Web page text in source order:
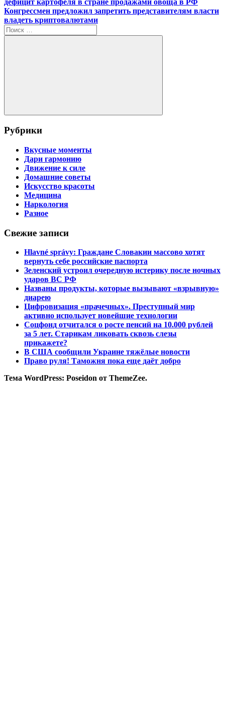
по
записям
дефицит картофеля в стране продажами овоща в РФ
Следующая
запись:
Конгрессмен предложил запретить представителям власти
владеть криптовалютами
Поиск
для:
Поиск
Рубрики
Вкусные моменты
Дари гармонию
Движение к силе
Домашние советы
Искусство красоты
Медицина
Наркология
Разное
Свежие записи
Hlavné správy: Граждане Словакии массово хотят
вернуть себе российские паспорта
Зеленский устроил очередную истерику после ночных
ударов ВС РФ
Названы продукты, которые вызывают «взрывную»
диарею
Цифровизация «прачечных». Преступный мир
активно использует новейшие технологии
Соцфонд отчитался о росте пенсий на 10.000 рублей
за 5 лет. Старикам ликовать сквозь слезы
прикажете?
В США сообщили Украине тяжёлые новости
Право руля! Таможня пока еще даёт добро
Тема WordPress: Poseidon от ThemeZee.